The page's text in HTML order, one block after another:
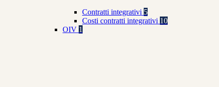
Contratti integrativi 5
Costi contratti integrativi 10
OIV 1